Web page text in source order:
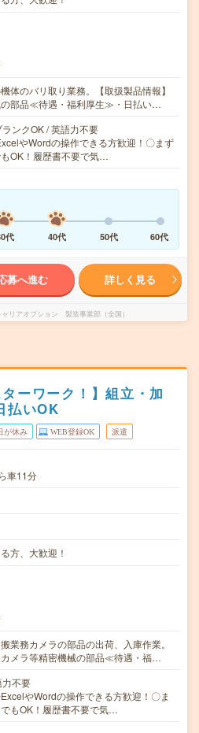
体のバリ取り業務。【取扱製品情報】
の部品≪待遇・福利厚生≫・日払い…
ンクOK / 英語力不要
やWordの操作できる方歓迎！〇まず
OK！履歴書不要で気…
代 40代 50代 60代
募へ進む 詳しく見る
リアオプション 製造事業部（全国）
ーワーク！】組立・加
払いOK
が休み WEB登録OK 派遣
車11分
方、大歓迎！
業務カメラの部品の出荷、入庫作業。
カメラ等精密機械の部品≪待遇・福…
力不要
やWordの操作できる方歓迎！〇ま
もOK！履歴書不要で気…